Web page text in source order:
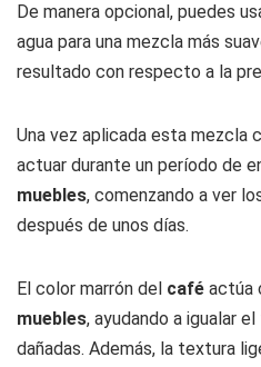
De manera opcional, puedes
agua para una mezcla más
resultado con respecto a la
Una vez aplicada esta mezcla
actuar durante un período de
muebles, comenzando a ver
después de unos días.
El color marrón del café actúa
muebles, ayudando a igualar
dañadas. Además, la textura